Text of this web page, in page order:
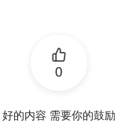
0
好的内容 需要你的鼓励